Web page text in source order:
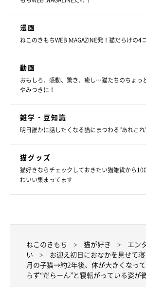
漫画
ねこのきもちWEB MAGAZINE発！猫だらけの4
動画
おもしろ、感動、驚き、癒し…猫たちのちょっ
やみつきに！
雑学・豆知識
明日誰かに話したくなる猫にまつわる”あれこ
猫グッズ
猫好きならチェックしておきたい猫雑貨から
わいい集まってます
ねこのきもち 猫が好き エン
い
お迎え初日におなかを見せて
月の子猫→約2年後、体が大きくなっ
らず“だらーん”と寝転がっている姿が